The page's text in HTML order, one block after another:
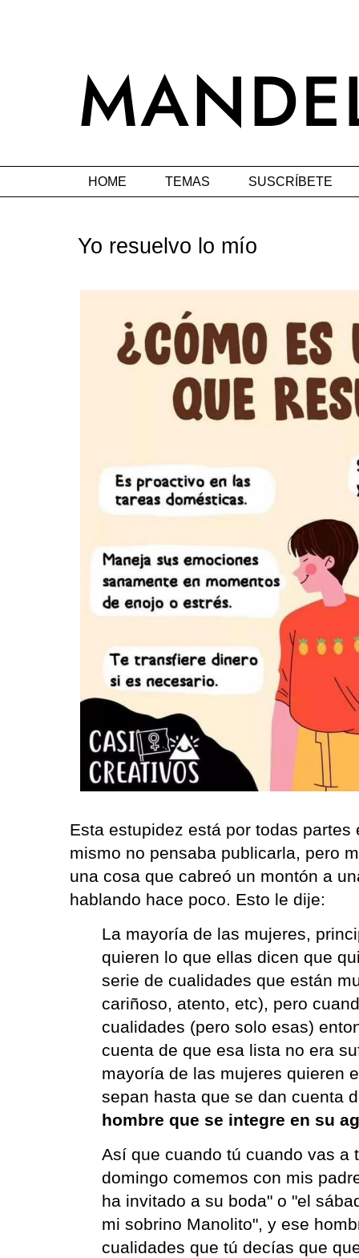
HOME TEMAS SUSCRÍBETE
Yo resuelvo lo mío
Esta estupidez está por todas
mismo no pensaba publicarla, pero
una cosa que cabreó un montón a
hablando hace poco. Esto le dije:
La mayoría de las mujeres,
quieren lo que ellas dicen que
serie de cualidades que están
cariñoso, atento, etc), pero
cualidades (pero solo esas)
cuenta de que esa lista no era
mayoría de las mujeres quieren
sepan hasta que se dan cuenta
hombre que se integre en su
Así que cuando tú cuando vas a
domingo comemos con mis
ha invitado a su boda" o "el
mi sobrino Manolito", y ese
cualidades que tú decías que